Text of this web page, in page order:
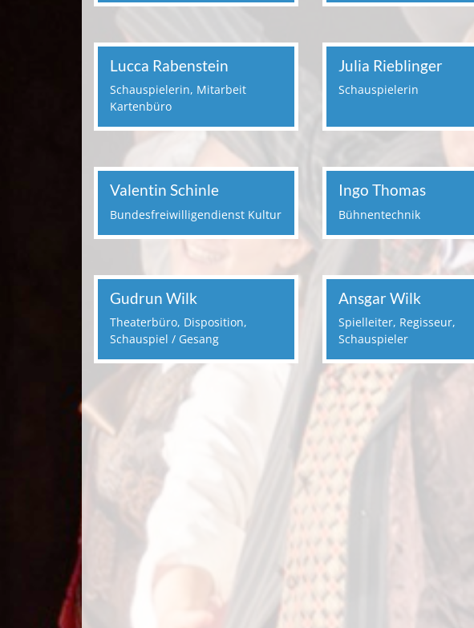
Lucca Rabenstein
Schauspielerin, Mitarbeit
Kartenbüro
Julia Rieblinger
Schauspielerin
Valentin Schinle
Bundesfreiwilligendienst Kultur
Ingo Thomas
Bühnentechnik
Gudrun Wilk
Theaterbüro, Disposition,
Schauspiel / Gesang
Ansgar Wilk
Spielleiter, Regisseur,
Schauspieler